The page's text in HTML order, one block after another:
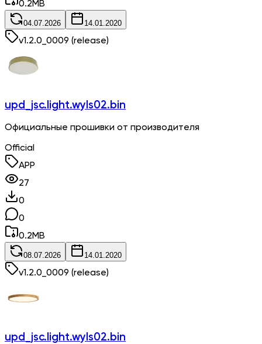
0.2MB
04.07.2026 14.01.2020
v1.2.0_0009 (release)
upd_jsc.light.wyls02.bin
Официальные прошивки от производителя
Official
APP
27
0
0
0.2MB
08.07.2026 14.01.2020
v1.2.0_0009 (release)
upd_jsc.light.wyls02.bin